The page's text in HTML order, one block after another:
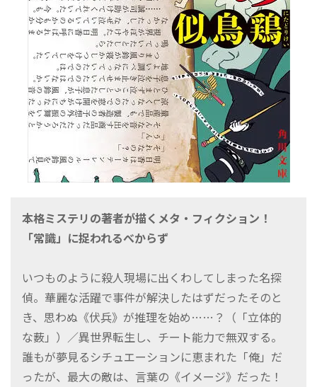
本格ミステリの著者が描くメタ・フィクション！
「常識」に捉われるべからず
いつものように殺人現場に出くわしてしまった名探
偵。華麗な活躍で事件が解決したはずだったそのと
き、思わぬ《伏兵》が推理を始め……？（「立体的
な薮」）／異世界転生し、チート能力で無双する。
誰もが夢見るシチュエーションに恵まれた「俺」だ
ったが、最大の敵は、言葉の《イメージ》だった！